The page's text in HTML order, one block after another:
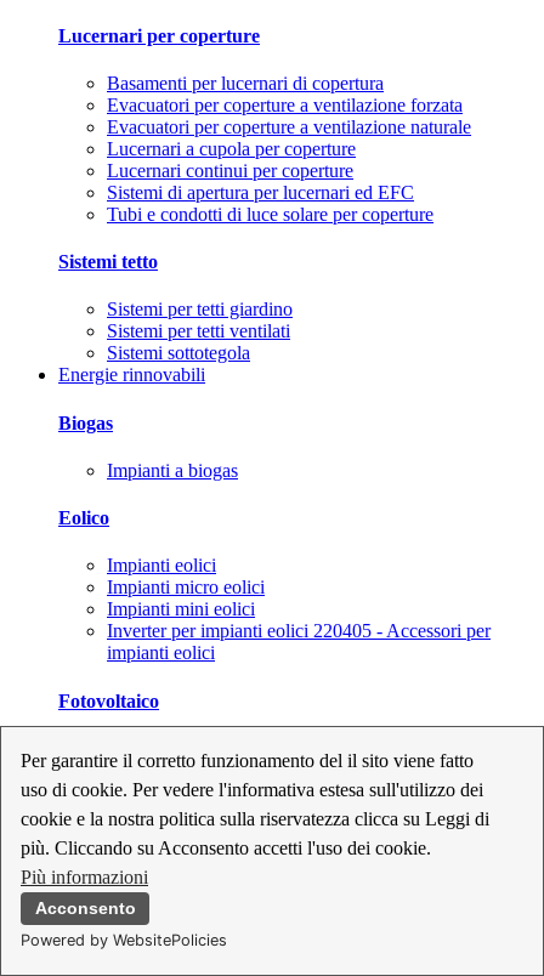
Per garantire il corretto funzionamento del il sito viene fatto
uso di cookie. Per vedere l'informativa estesa sull'utilizzo dei
cookie e la nostra politica sulla riservatezza clicca su Leggi di
più. Cliccando su Acconsento accetti l'uso dei cookie.
Più informazioni
Acconsento
Powered by WebsitePolicies
Lucernari per coperture
Basamenti per lucernari di copertura
Evacuatori per coperture a ventilazione forzata
Evacuatori per coperture a ventilazione naturale
Lucernari a cupola per coperture
Lucernari continui per coperture
Sistemi di apertura per lucernari ed EFC
Tubi e condotti di luce solare per coperture
Sistemi tetto
Sistemi per tetti giardino
Sistemi per tetti ventilati
Sistemi sottotegola
Energie rinnovabili
Biogas
Impianti a biogas
Eolico
Impianti eolici
Impianti micro eolici
Impianti mini eolici
Inverter per impianti eolici 220405 - Accessori per
impianti eolici
Fotovoltaico
Inverter per impianti fotovoltaici
Kit per impianti fotovoltaici
Moduli fotovoltaici
Sistemi di monitoraggio per impianti fotovoltaici
Strumenti di collaudo e configurazione per impianti
fotovoltaici
Supporti per impianti fotovoltaici
Geotermia